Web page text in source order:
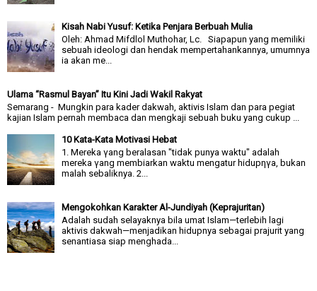
Kisah Nabi Yusuf: Ketika Penjara Berbuah Mulia
Oleh: Ahmad Mifdlol Muthohar, Lc. Siapapun yang memiliki
sebuah ideologi dan hendak mempertahankannya, umumnya
ia akan me...
Ulama “Rasmul Bayan” Itu Kini Jadi Wakil Rakyat
Semarang - Mungkin para kader dakwah, aktivis Islam dan para pegiat
kajian Islam pernah membaca dan mengkaji sebuah buku yang cukup ...
10 Kata-Kata Motivasi Hebat
1. Mereka γang beralasan "tidak punya waktu" adalah
mereka γang membiarkan waktu mengatur hidupηγa, bukan
malah sebaliknya. 2...
Mengokohkan Karakter Al-Jundiyah (Keprajuritan)
Adalah sudah selayaknya bila umat Islam—terlebih lagi
aktivis dakwah—menjadikan hidupnya sebagai prajurit yang
senantiasa siap menghada...